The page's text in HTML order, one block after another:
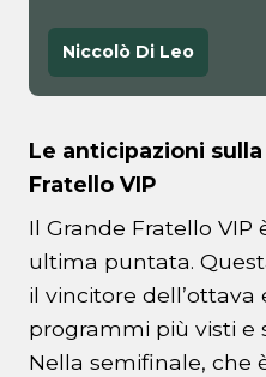
Niccolò Di Leo
Le anticipazioni
Fratello VIP
Il Grande Fratello VIP
ultima puntata.
il vincitore dell’ottava
programmi più visti e
Nella semifinale, che